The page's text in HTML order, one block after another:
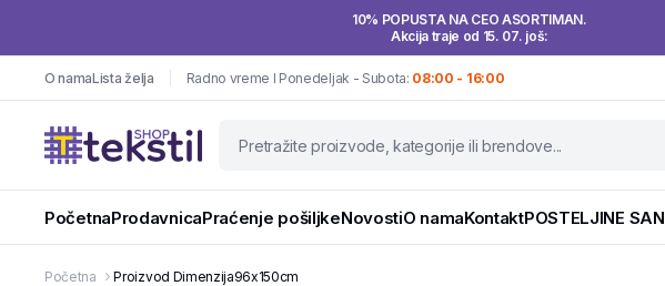
10% POPUSTA NA CEO ASORTIMAN.
Akcija traje od 15. 07. još:
O namaLista želja Radno vreme I Ponedeljak - Subota: 08:00 - 16:00
PočetnaProdavnicaPraćenje pošiljkeNovostiO namaKontaktPOSTELJINE SAN
Početna Proizvod Dimenzija96x150cm